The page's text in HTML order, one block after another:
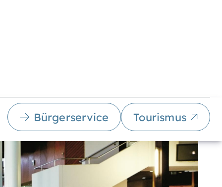
Bürgerservice Tourismus